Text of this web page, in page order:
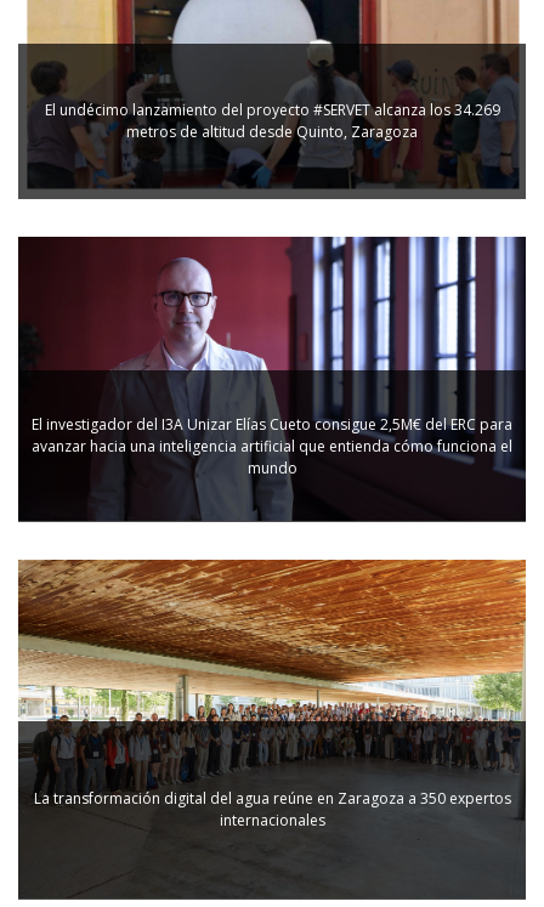
El undécimo lanzamiento del proyecto #SERVET alcanza los 34.269
metros de altitud desde Quinto, Zaragoza
El investigador del I3A Unizar Elías Cueto consigue 2,5M€ del ERC para
avanzar hacia una inteligencia artificial que entienda cómo funciona el
mundo
La transformación digital del agua reúne en Zaragoza a 350 expertos
internacionales